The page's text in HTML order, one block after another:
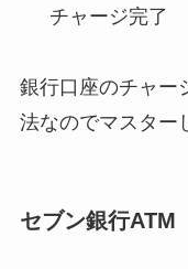
チャージ完了
銀行口座のチャー
法なのでマスター
セブン銀行ATM